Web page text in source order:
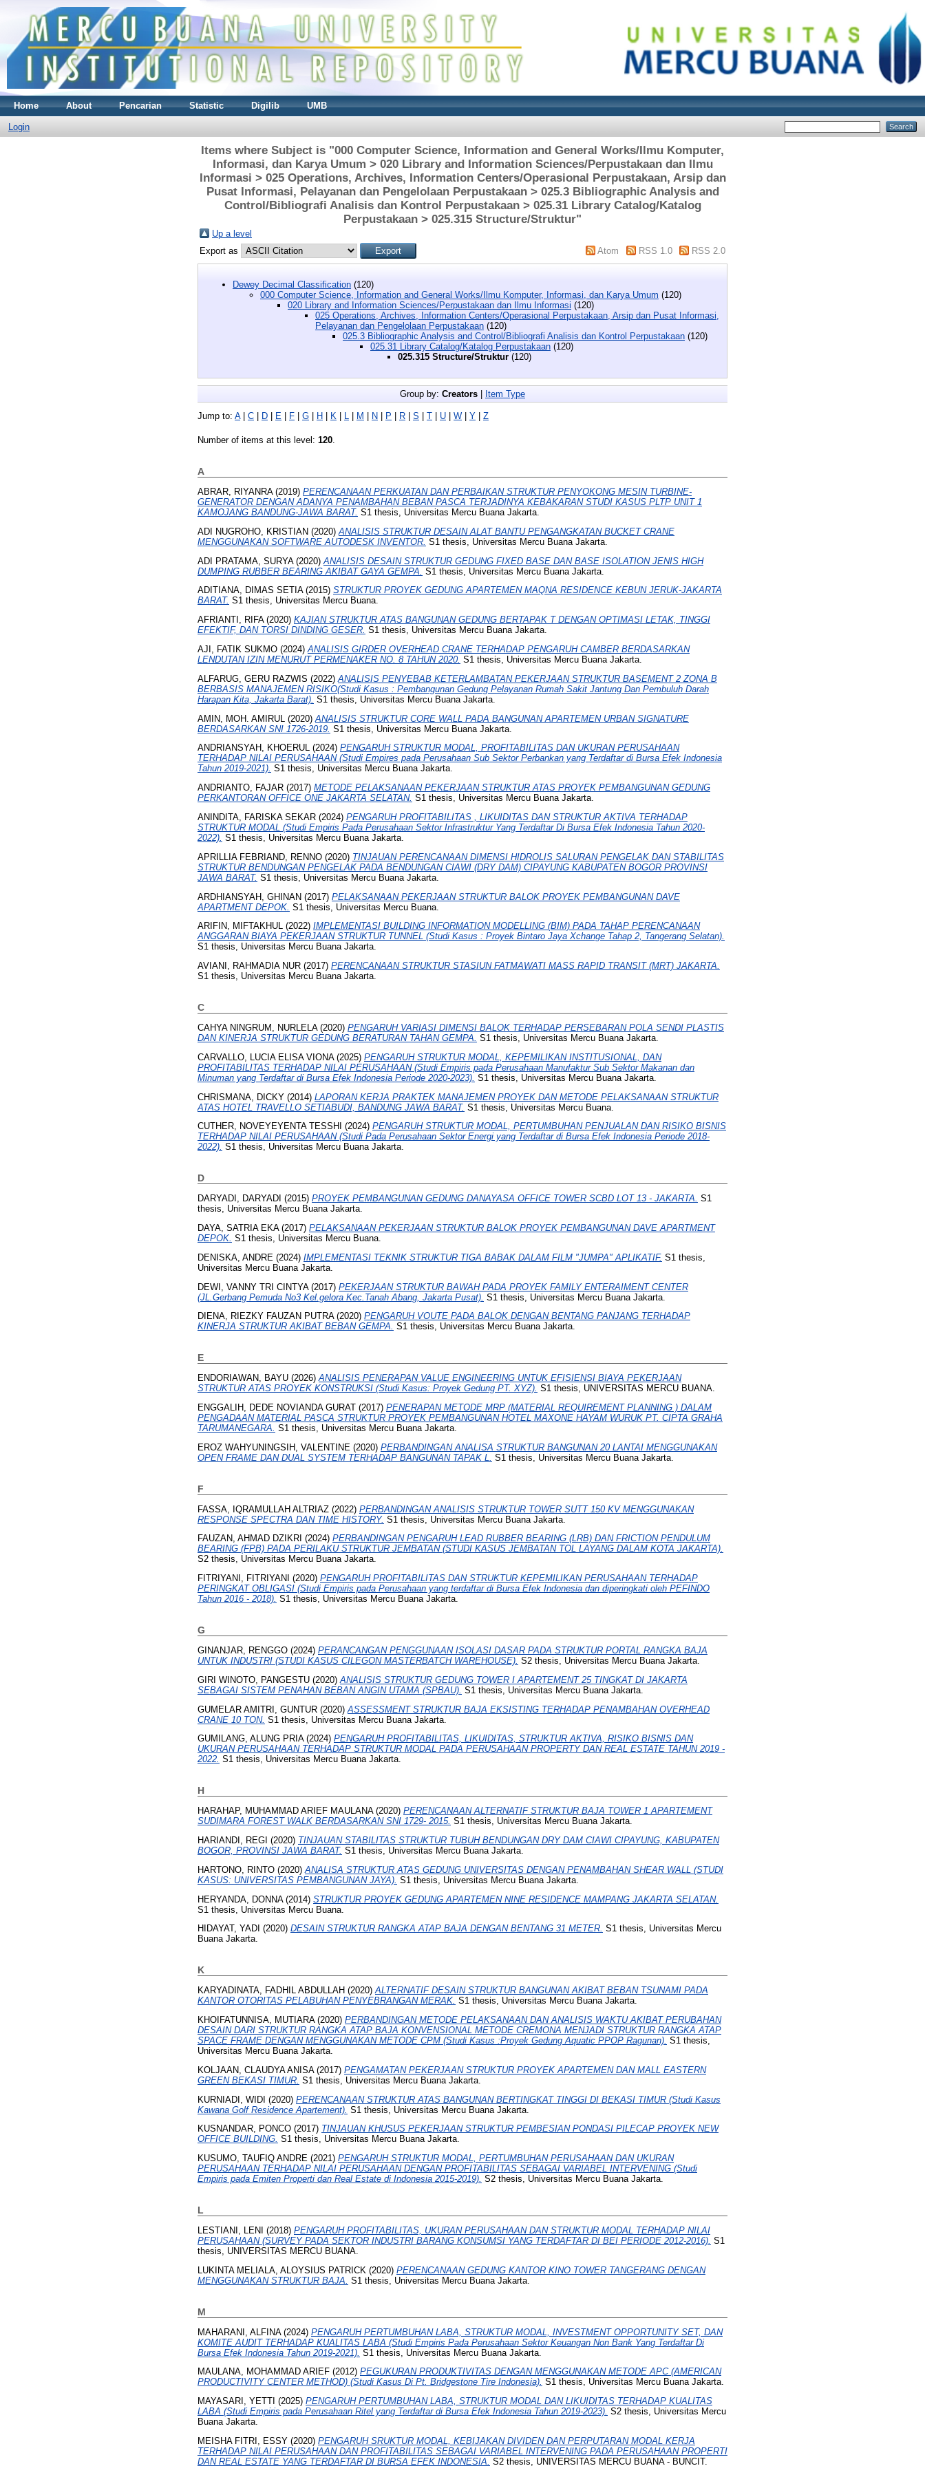
Home About Pencarian Statistic Digilib UMB
Login
Items where Subject is "000 Computer Science, Information and General Works/Ilmu Komputer,
Informasi, dan Karya Umum > 020 Library and Information Sciences/Perpustakaan dan Ilmu
Informasi > 025 Operations, Archives, Information Centers/Operasional Perpustakaan, Arsip dan
Pusat Informasi, Pelayanan dan Pengelolaan Perpustakaan > 025.3 Bibliographic Analysis and
Control/Bibliografi Analisis dan Kontrol Perpustakaan > 025.31 Library Catalog/Katalog
Perpustakaan > 025.315 Structure/Struktur"
Up a level
Export as
Atom RSS 1.0 RSS 2.0
Dewey Decimal Classification (120)
000 Computer Science, Information and General Works/Ilmu Komputer, Informasi, dan Karya Umum (120)
020 Library and Information Sciences/Perpustakaan dan Ilmu Informasi (120)
025 Operations, Archives, Information Centers/Operasional Perpustakaan, Arsip dan Pusat Informasi,
Pelayanan dan Pengelolaan Perpustakaan (120)
025.3 Bibliographic Analysis and Control/Bibliografi Analisis dan Kontrol Perpustakaan (120)
025.31 Library Catalog/Katalog Perpustakaan (120)
025.315 Structure/Struktur (120)
Group by: Creators Item Type
Jump to: A| C D E F G H K L M N P R S T U W Y Z
Number of items at this level: 120.
A
ABRAR, RIYANRA(2019) PERENCANAAN PERKUATAN DAN PERBAIKAN STRUKTUR PENYOKONG MESIN TURBINE-
GENERATOR DENGAN ADANYA PENAMBAHAN BEBAN PASCA TERJADINYA KEBAKARAN STUDI KASUS PLTP UNIT 1
KAMOJANG BANDUNG-JAWA BARAT. S1 thesis, Universitas Mercu Buana Jakarta.
ADI NUGROHO, KRISTIAN (2020) ANALISIS STRUKTUR DESAIN ALAT BANTU PENGANGKATAN BUCKET CRANE
MENGGUNAKAN SOFTWARE AUTODESK INVENTOR. S1 thesis, Universitas Mercu Buana Jakarta.
ADI PRATAMA, SURYA(2020) ANALISIS DESAIN STRUKTUR GEDUNG FIXED BASE DAN BASE ISOLATION JENIS HIGH
DUMPING RUBBER BEARING AKIBAT GAYA GEMPA. S1 thesis, Universitas Mercu Buana Jakarta.
ADITIANA, DIMAS SETIA(2015) STRUKTUR PROYEK GEDUNG APARTEMEN MAQNA RESIDENCE KEBUN JERUK-JAKARTA
BARAT. S1 thesis, Universitas Mercu Buana.
AFRIANTI, RIFA(2020) KAJIAN STRUKTUR ATAS BANGUNAN GEDUNG BERTAPAK T DENGAN OPTIMASI LETAK, TINGGI
EFEKTIF, DAN TORSI DINDING GESER. S1 thesis, Universitas Mercu Buana Jakarta.
AJI, FATIK SUKMO (2024)ANALISIS GIRDER OVERHEAD CRANE TERHADAP PENGARUH CAMBER BERDASARKAN
LENDUTAN IZIN MENURUT PERMENAKER NO. 8 TAHUN 2020. S1 thesis, Universitas Mercu Buana Jakarta.
ALFARUG, GERU RAZWIS (2022) ANALISIS PENYEBAB KETERLAMBATAN PEKERJAAN STRUKTUR BASEMENT 2 ZONA B
BERBASIS MANAJEMEN RISIKO(Studi Kasus : Pembangunan Gedung Pelayanan Rumah Sakit Jantung Dan Pembuluh Darah
Harapan Kita, Jakarta Barat). S1 thesis, Universitas Mercu Buana Jakarta.
AMIN, MOH. AMIRUL (2020) ANALISIS STRUKTUR CORE WALL PADA BANGUNAN APARTEMEN URBAN SIGNATURE
BERDASARKAN SNI 1726-2019. S1 thesis, Universitas Mercu Buana Jakarta.
ANDRIANSYAH, KHOERUL (2024) PENGARUH STRUKTUR MODAL, PROFITABILITAS DAN UKURAN PERUSAHAAN
TERHADAP NILAI PERUSAHAAN (Studi Empires pada Perusahaan Sub Sektor Perbankan yang Terdaftar di Bursa Efek Indonesia
Tahun 2019-2021). S1 thesis, Universitas Mercu Buana Jakarta.
ANDRIANTO, FAJAR (2017) METODE PELAKSANAAN PEKERJAAN STRUKTUR ATAS PROYEK PEMBANGUNAN GEDUNG
PERKANTORAN OFFICE ONE JAKARTA SELATAN. S1 thesis, Universitas Mercu Buana Jakarta.
ANINDITA, FARISKA SEKAR (2024) PENGARUH PROFITABILITAS , LIKUIDITAS DAN STRUKTUR AKTIVA TERHADAP
STRUKTUR MODAL (Studi Empiris Pada Perusahaan Sektor Infrastruktur Yang Terdaftar Di Bursa Efek Indonesia Tahun 2020-
2022). S1 thesis, Universitas Mercu Buana Jakarta.
APRILLIA FEBRIAND, RENNO (2020) TINJAUAN PERENCANAAN DIMENSI HIDROLIS SALURAN PENGELAK DAN STABILITAS
STRUKTUR BENDUNGAN PENGELAK PADA BENDUNGAN CIAWI (DRY DAM) CIPAYUNG KABUPATEN BOGOR PROVINSI
JAWA BARAT. S1 thesis, Universitas Mercu Buana Jakarta.
ARDHIANSYAH, GHINAN (2017) PELAKSANAAN PEKERJAAN STRUKTUR BALOK PROYEK PEMBANGUNAN DAVE
APARTMENT DEPOK. S1 thesis, Universitas Mercu Buana.
ARIFIN, MIFTAKHUL (2022) IMPLEMENTASI BUILDING INFORMATION MODELLING (BIM) PADA TAHAP PERENCANAAN
ANGGARAN BIAYA PEKERJAAN STRUKTUR TUNNEL (Studi Kasus : Proyek Bintaro Jaya Xchange Tahap 2, Tangerang Selatan).
S1 thesis, Universitas Mercu Buana Jakarta.
AVIANI, RAHMADIA NUR (2017) PERENCANAAN STRUKTUR STASIUN FATMAWATI MASS RAPID TRANSIT (MRT) JAKARTA.
S1 thesis, Universitas Mercu Buana Jakarta.
C
CAHYA NINGRUM, NURLELA(2020) PENGARUH VARIASI DIMENSI BALOK TERHADAP PERSEBARAN POLA SENDI PLASTIS
DAN KINERJA STRUKTUR GEDUNG BERATURAN TAHAN GEMPA. S1 thesis, Universitas Mercu Buana Jakarta.
CARVALLO, LUCIA ELISA VIONA(2025) PENGARUH STRUKTUR MODAL, KEPEMILIKAN INSTITUSIONAL, DAN
PROFITABILITAS TERHADAP NILAI PERUSAHAAN (Studi Empiris pada Perusahaan Manufaktur Sub Sektor Makanan dan
Minuman yang Terdaftar di Bursa Efek Indonesia Periode 2020-2023). S1 thesis, Universitas Mercu Buana Jakarta.
CHRISMANA, DICKY (2014) LAPORAN KERJA PRAKTEK MANAJEMEN PROYEK DAN METODE PELAKSANAAN STRUKTUR
ATAS HOTEL TRAVELLO SETIABUDI, BANDUNG JAWA BARAT. S1 thesis, Universitas Mercu Buana.
CUTHER, NOVEYEYENTA TESSHI (2024) PENGARUH STRUKTUR MODAL, PERTUMBUHAN PENJUALAN DAN RISIKO BISNIS
TERHADAP NILAI PERUSAHAAN (Studi Pada Perusahaan Sektor Energi yang Terdaftar di Bursa Efek Indonesia Periode 2018-
2022). S1 thesis, Universitas Mercu Buana Jakarta.
D
DARYADI, DARYADI (2015) PROYEK PEMBANGUNAN GEDUNG DANAYASA OFFICE TOWER SCBD LOT 13 - JAKARTA. S1
thesis, Universitas Mercu Buana Jakarta.
DAYA, SATRIA EKA(2017) PELAKSANAAN PEKERJAAN STRUKTUR BALOK PROYEK PEMBANGUNAN DAVE APARTMENT
DEPOK. S1 thesis, Universitas Mercu Buana.
DENISKA, ANDRE (2024) IMPLEMENTASI TEKNIK STRUKTUR TIGA BABAK DALAM FILM "JUMPA" APLIKATIF. S1 thesis,
Universitas Mercu Buana Jakarta.
DEWI, VANNY TRI CINTYA(2017) PEKERJAAN STRUKTUR BAWAH PADA PROYEK FAMILY ENTERAIMENT CENTER
(JL.Gerbang Pemuda No3 Kel.gelora Kec.Tanah Abang, Jakarta Pusat). S1 thesis, Universitas Mercu Buana Jakarta.
DIENA, RIEZKY FAUZAN PUTRA(2020) PENGARUH VOUTE PADA BALOK DENGAN BENTANG PANJANG TERHADAP
KINERJA STRUKTUR AKIBAT BEBAN GEMPA. S1 thesis, Universitas Mercu Buana Jakarta.
E
ENDORIAWAN, BAYU (2026)ANALISIS PENERAPAN VALUE ENGINEERING UNTUK EFISIENSI BIAYA PEKERJAAN
STRUKTUR ATAS PROYEK KONSTRUKSI (Studi Kasus: Proyek Gedung PT. XYZ). S1 thesis, UNIVERSITAS MERCU BUANA.
ENGGALIH, DEDE NOVIANDA GURAT (2017) PENERAPAN METODE MRP (MATERIAL REQUIREMENT PLANNING ) DALAM
PENGADAAN MATERIAL PASCA STRUKTUR PROYEK PEMBANGUNAN HOTEL MAXONE HAYAM WURUK PT. CIPTA GRAHA
TARUMANEGARA. S1 thesis, Universitas Mercu Buana Jakarta.
EROZ WAHYUNINGSIH, VALENTINE (2020) PERBANDINGAN ANALISA STRUKTUR BANGUNAN 20 LANTAI MENGGUNAKAN
OPEN FRAME DAN DUAL SYSTEM TERHADAP BANGUNAN TAPAK L.
S1 thesis, Universitas Mercu Buana Jakarta.
F
FASSA, IQRAMULLAH ALTRIAZ (2022) PERBANDINGAN ANALISIS STRUKTUR TOWER SUTT 150 KV MENGGUNAKAN
RESPONSE SPECTRA DAN TIME HISTORY. S1 thesis, Universitas Mercu Buana Jakarta.
FAUZAN, AHMAD DZIKRI (2024) PERBANDINGAN PENGARUH LEAD RUBBER BEARING (LRB) DAN FRICTION PENDULUM
BEARING (FPB) PADA PERILAKU STRUKTUR JEMBATAN (STUDI KASUS JEMBATAN TOL LAYANG DALAM KOTA JAKARTA).
S2 thesis, Universitas Mercu Buana Jakarta.
FITRIYANI, FITRIYANI (2020) PENGARUH PROFITABILITAS DAN STRUKTUR KEPEMILIKAN PERUSAHAAN TERHADAP
PERINGKAT OBLIGASI (Studi Empiris pada Perusahaan yang terdaftar di Bursa Efek Indonesia dan diperingkati oleh PEFINDO
Tahun 2016 - 2018). S1 thesis, Universitas Mercu Buana Jakarta.
G
GINANJAR, RENGGO (2024) PERANCANGAN PENGGUNAAN ISOLASI DASAR PADA STRUKTUR PORTAL RANGKA BAJA
UNTUK INDUSTRI (STUDI KASUS CILEGON MASTERBATCH WAREHOUSE). S2 thesis, Universitas Mercu Buana Jakarta.
GIRI WINOTO, PANGESTU (2020) ANALISIS STRUKTUR GEDUNG TOWER I APARTEMENT 25 TINGKAT DI JAKARTA
SEBAGAI SISTEM PENAHAN BEBAN ANGIN UTAMA (SPBAU). S1 thesis, Universitas Mercu Buana Jakarta.
GUMELAR AMITRI, GUNTUR (2020) ASSESSMENT STRUKTUR BAJA EKSISTING TERHADAP PENAMBAHAN OVERHEAD
CRANE 10 TON. S1 thesis, Universitas Mercu Buana Jakarta.
GUMILANG, ALUNG PRIA(2024) PENGARUH PROFITABILITAS, LIKUIDITAS, STRUKTUR AKTIVA, RISIKO BISNIS DAN
UKURAN PERUSAHAAN TERHADAP STRUKTUR MODAL PADA PERUSAHAAN PROPERTY DAN REAL ESTATE TAHUN 2019 -
2022. S1 thesis, Universitas Mercu Buana Jakarta.
H
HARAHAP, MUHAMMAD ARIEF MAULANA(2020) PERENCANAAN ALTERNATIF STRUKTUR BAJA TOWER 1 APARTEMENT
SUDIMARA FOREST WALK BERDASARKAN SNI 1729- 2015. S1 thesis, Universitas Mercu Buana Jakarta.
HARIANDI, REGI (2020) TINJAUAN STABILITAS STRUKTUR TUBUH BENDUNGAN DRY DAM CIAWI CIPAYUNG, KABUPATEN
BOGOR, PROVINSI JAWA BARAT. S1 thesis, Universitas Mercu Buana Jakarta.
HARTONO, RINTO (2020) ANALISA STRUKTUR ATAS GEDUNG UNIVERSITAS DENGAN PENAMBAHAN SHEAR WALL (STUDI
KASUS: UNIVERSITAS PEMBANGUNAN JAYA). S1 thesis, Universitas Mercu Buana Jakarta.
HERYANDA, DONNA(2014) STRUKTUR PROYEK GEDUNG APARTEMEN NINE RESIDENCE MAMPANG JAKARTA SELATAN.
S1 thesis, Universitas Mercu Buana.
HIDAYAT, YADI (2020) DESAIN STRUKTUR RANGKA ATAP BAJA DENGAN BENTANG 31 METER. S1 thesis, Universitas Mercu
Buana Jakarta.
K
KARYADINATA, FADHIL ABDULLAH (2020)ALTERNATIF DESAIN STRUKTUR BANGUNAN AKIBAT BEBAN TSUNAMI PADA
KANTOR OTORITAS PELABUHAN PENYEBRANGAN MERAK. S1 thesis, Universitas Mercu Buana Jakarta.
KHOIFATUNNISA, MUTIARA(2020) PERBANDINGAN METODE PELAKSANAAN DAN ANALISIS WAKTU AKIBAT PERUBAHAN
DESAIN DARI STRUKTUR RANGKA ATAP BAJA KONVENSIONAL METODE CREMONA MENJADI STRUKTUR RANGKA ATAP
SPACE FRAME DENGAN MENGGUNAKAN METODE CPM (Studi Kasus :Proyek Gedung Aquatic PPOP Ragunan). S1 thesis,
Universitas Mercu Buana Jakarta.
KOLJAAN, CLAUDYA ANISA(2017) PENGAMATAN PEKERJAAN STRUKTUR PROYEK APARTEMEN DAN MALL EASTERN
GREEN BEKASI TIMUR. S1 thesis, Universitas Mercu Buana Jakarta.
KURNIADI, WIDI (2020) PERENCANAAN STRUKTUR ATAS BANGUNAN BERTINGKAT TINGGI DI BEKASI TIMUR (Studi Kasus
Kawana Golf Residence Apartement). S1 thesis, Universitas Mercu Buana Jakarta.
KUSNANDAR, PONCO (2017) TINJAUAN KHUSUS PEKERJAAN STRUKTUR PEMBESIAN PONDASI PILECAP PROYEK NEW
OFFICE BUILDING. S1 thesis, Universitas Mercu Buana Jakarta.
KUSUMO, TAUFIQ ANDRE (2021) PENGARUH STRUKTUR MODAL, PERTUMBUHAN PERUSAHAAN DAN UKURAN
PERUSAHAAN TERHADAP NILAI PERUSAHAAN DENGAN PROFITABILITAS SEBAGAI VARIABEL INTERVENING (Studi
Empiris pada Emiten Properti dan Real Estate di Indonesia 2015-2019). S2 thesis, Universitas Mercu Buana Jakarta.
L
LESTIANI, LENI (2018) PENGARUH PROFITABILITAS, UKURAN PERUSAHAAN DAN STRUKTUR MODAL TERHADAP NILAI
PERUSAHAAN (SURVEY PADA SEKTOR INDUSTRI BARANG KONSUMSI YANG TERDAFTAR DI BEI PERIODE 2012-2016). S1
thesis, UNIVERSITAS MERCU BUANA.
LUKINTA MELIALA, ALOYSIUS PATRICK (2020) PERENCANAAN GEDUNG KANTOR KINO TOWER TANGERANG DENGAN
MENGGUNAKAN STRUKTUR BAJA. S1 thesis, Universitas Mercu Buana Jakarta.
M
MAHARANI, ALFINA(2024) PENGARUH PERTUMBUHAN LABA, STRUKTUR MODAL, INVESTMENT OPPORTUNITY SET, DAN
KOMITE AUDIT TERHADAP KUALITAS LABA (Studi Empiris Pada Perusahaan Sektor Keuangan Non Bank Yang Terdaftar Di
Bursa Efek Indonesia Tahun 2019-2021). S1 thesis, Universitas Mercu Buana Jakarta.
MAULANA, MOHAMMAD ARIEF (2012) PEGUKURAN PRODUKTIVITAS DENGAN MENGGUNAKAN METODE APC (AMERICAN
PRODUCTIVITY CENTER METHOD) (Studi Kasus Di Pt. Bridgestone Tire Indonesia). S1 thesis, Universitas Mercu Buana Jakarta.
MAYASARI, YETTI (2025) PENGARUH PERTUMBUHAN LABA, STRUKTUR MODAL DAN LIKUIDITAS TERHADAP KUALITAS
LABA (Studi Empiris pada Perusahaan Ritel yang Terdaftar di Bursa Efek Indonesia Tahun 2019-2023). S2 thesis, Universitas Mercu
Buana Jakarta.
MEISHA FITRI, ESSY (2020) PENGARUH SRUKTUR MODAL, KEBIJAKAN DIVIDEN DAN PERPUTARAN MODAL KERJA
TERHADAP NILAI PERUSAHAAN DAN PROFITABILITAS SEBAGAI VARIABEL INTERVENING PADA PERUSAHAAN PROPERTI
DAN REAL ESTATE YANG TERDAFTAR DI BURSA EFEK INDONESIA. S2 thesis, UNIVERSITAS MERCU BUANA - BUNCIT.